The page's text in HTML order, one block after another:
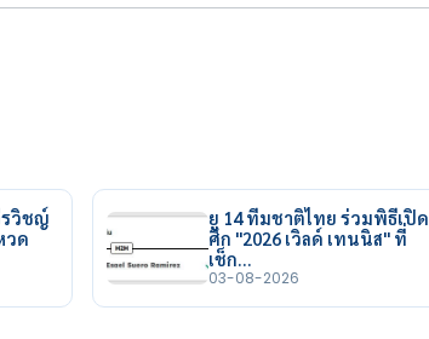
วิชญ์
วด
ยู 14 ทีมชาติไทย ร่วมพิธีเปิด
ศึก "2026 เวิลด์ เทนนิส" ที่
เช็ก…
03-08-2026